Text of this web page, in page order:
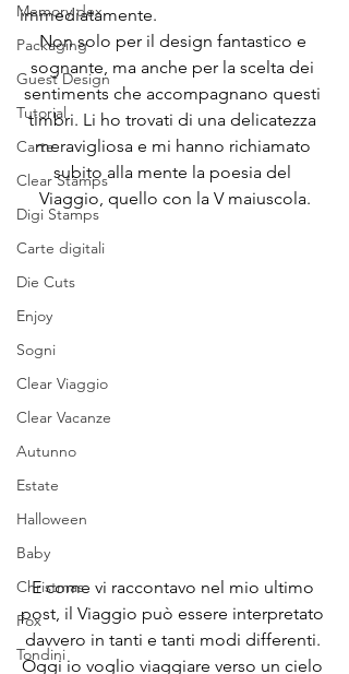
Memory dex
Packaging
Guest Design
Tutorial
Carte
Clear Stamps
Digi Stamps
Carte digitali
Die Cuts
Enjoy
Sogni
Clear Viaggio
Clear Vacanze
Autunno
Estate
Halloween
Baby
Christmas
Fox
Tondini
immediatamente.
Non solo per il design fantastico e
sognante, ma anche per la scelta dei
sentiments che accompagnano questi
timbri. Li ho trovati di una delicatezza
meravigliosa e mi hanno richiamato
subito alla mente la poesia del
Viaggio, quello con la V maiuscola.
E come vi raccontavo nel mio ultimo
post, il Viaggio può essere interpretato
davvero in tanti e tanti modi differenti.
Oggi io voglio viaggiare verso un cielo